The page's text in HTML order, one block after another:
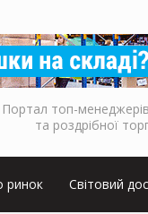
Портал топ-
та роздрібної
ринок Світовий